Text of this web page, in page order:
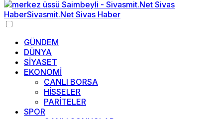
GÜNDEM
DÜNYA
SİYASET
EKONOMİ
CANLI BORSA
HİSSELER
PARİTELER
SPOR